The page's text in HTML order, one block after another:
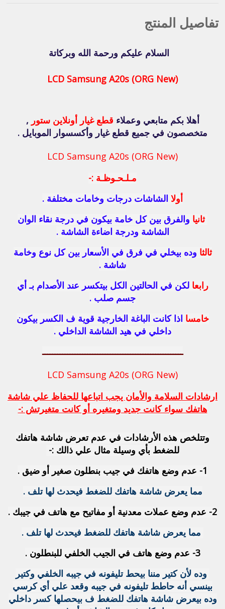
تفاصيل المنتج
السلام عليكم ورحمة الله وبركاتة
LCD Samsung A20s (ORG New)
أهلا بكم متابعي وعملاء قطع غيار أونلاين ستور ,
متخصصون في جميع قطع غيار وأكسسوار الموبايل .
LCD Samsung A20s (ORG New)
مـلـحـوظـة :-
أولا الشاشات درجات وخامات مختلفة .
ثانيا والفرق بين كل خامة بيكون في درجة نقاء الوان
الشاشة ودرجة اضاءة الشاشة .
ثالثا وده بيخلي في فرق في الأسعار بين كل نوع وخامة
شاشة .
رابعالكن في الحالتين الكل بيتكسر عند الأصدام بـ أي
جسم صلب .
خامسا اذا كانت الباغة الخارجية قوية ف الكسر بيكون
داخلي في هيد الشاشة الداخلي .
ــــــــــــــــــــــــــــــــــــــــــــــــــــــــ
LCD Samsung A20s (ORG New)
ارشادات السلامة والأمان يجب اتباعها للحفاظ علي شاشة
هاتفك سواء كانت جديد ومتغيره أو كانت متغيرتش :-
وتتلخص هذه الأرشادات في عدم تعرض شاشة هاتفك
للضغط بأي وسيلة مثال علي ذالك :-
1- عدم وضع هاتفك في جيب بنطلون صغير أو ضيق .
مما يعرض شاشة هاتفك للضغط فيحدث لها تلف .
2- عدم وضع عملات معدنية أو مفاتيح مع هاتف في جيبك .
مما يعرض شاشة هاتفك للضغط فيحدث لها تلف .
3- عدم وضع هاتف في الجيب الخلفي للبنطلون .
وده لأن كتير مننا بيحط تليفونه في جيبه الخلفي وكتير
بينسي أنه حاطط تليفونه في جيبه وقعد علي أي كرسي
وده بيعرض شاشة هاتفك للضغط ف بيحصلها كسر داخلي